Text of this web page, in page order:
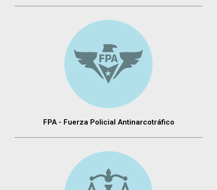
FPA - Fuerza Policial Antinarcotráfico